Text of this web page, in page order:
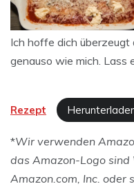
Ich hoffe dich überzeugt
genauso wie mich. Lass
Rezept
*Wir verwenden
das Amazon-Logo sind
Amazon.com, Inc. oder